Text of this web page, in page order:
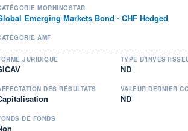
MORNINGSTAR
Emerging Markets Bond - CHF Hedged
AMF
JURIDIQUE TYPE
ND
DES RÉSULTATS VALEUR DERNIER
ND
DE FONDS